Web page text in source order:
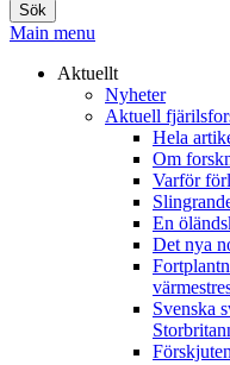
Main menu
Aktuellt
Nyheter
Aktuell
Hela
Om
Varför
En
Det nya
Svenska